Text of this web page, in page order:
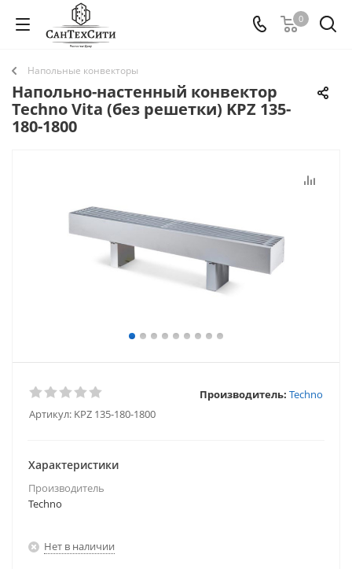
0
Напольные конвекторы
Напольно-настенный конвектор
Techno Vita (без решетки) KPZ 135-
180-1800
Артикул: KPZ 135-180-1800
Производитель: Techno
Характеристики
Производитель
Techno
Нет в наличии